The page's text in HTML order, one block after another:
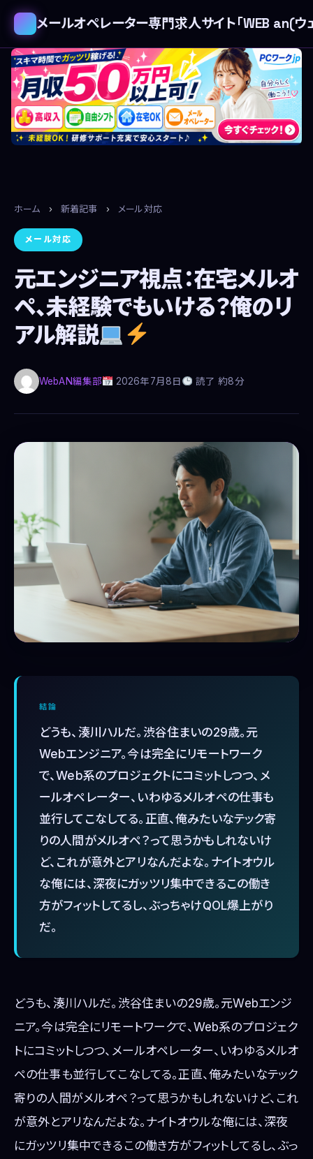
メールオペレーター専門求人サイト「WEB an(ウ
ホーム › 新着記事 › メール対応
メール対応
元エンジニア視点：在宅メルオ
ペ、未経験でもいける？俺のリ
アル解説
WebAN編集部 2026年7月8日 読了 約8分
結論
どうも、湊川ハルだ。渋谷住まいの29歳。元
Webエンジニア。今は完全にリモートワーク
で、Web系のプロジェクトにコミットしつつ、メ
ールオペレーター、いわゆるメルオペの仕事も
並行してこなしてる。正直、俺みたいなテック寄
りの人間がメルオペ？って思うかもしれないけ
ど、これが意外とアリなんだよな。ナイトオウル
な俺には、深夜にガッツリ集中できるこの働き
方がフィットしてるし、ぶっちゃけQOL爆上がり
だ。
どうも、湊川ハルだ。渋谷住まいの29歳。元Webエンジ
ニア。今は完全にリモートワークで、Web系のプロジェク
トにコミットしつつ、メールオペレーター、いわゆるメルオ
ペの仕事も並行してこなしてる。正直、俺みたいなテック
寄りの人間がメルオペ？って思うかもしれないけど、これ
が意外とアリなんだよな。ナイトオウルな俺には、深夜
にガッツリ集中できるこの働き方がフィットしてるし、ぶっ